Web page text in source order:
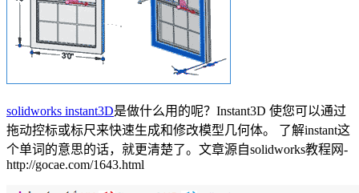
solidworks instant3D是做什么用的呢？Instant3D 使您可以通过
拖动控标或标尺来快速生成和修改模型几何体。 了解instant这
个单词的意思的话，就更清楚了。 文章源自solidworks教程网-
http://gocae.com/1643.html